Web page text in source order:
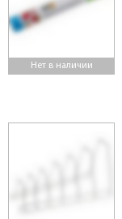
Нет в наличии